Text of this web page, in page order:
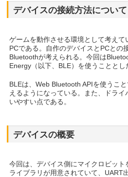
デバイスの接続方法について
ゲームを動作させる環境として考え
PCである。自作のデバイスとPCとの
Bluetoothが考えられる。今回は
Energy（以下、BLE）を使うこととし
BLEは、Web Bluetooth APIを使うこ
えるようになっている。また、ドラ
いやすい点である。
デバイスの概要
今回は、デバイス側にマイクロビッ
ライブラリが用意されていて、UART